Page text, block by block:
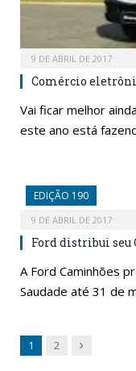
9 DE ABRIL DE 2017
Comércio
Vai ficar melhor
este ano está
EDIÇÃO 190
9 DE ABRIL DE 2017
Ford distribui seu
A Ford Caminhões
Saudade até 31 de
1 2 Next